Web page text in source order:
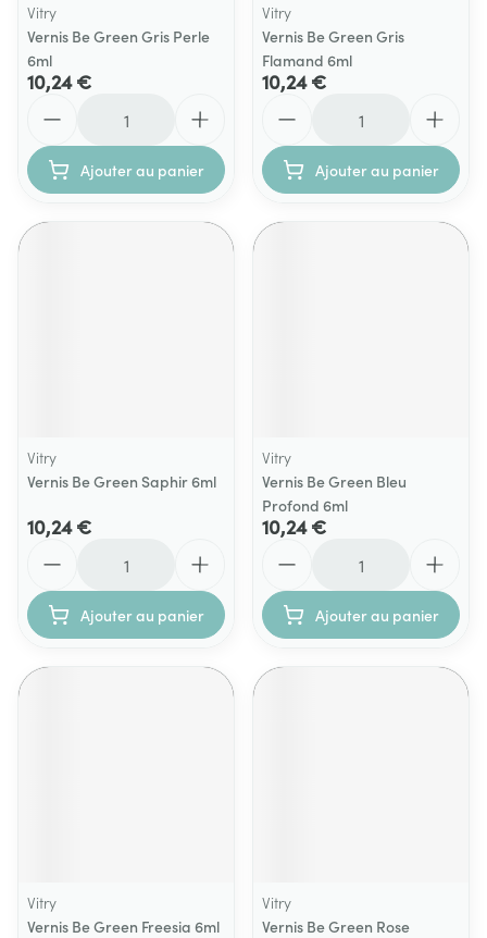
Vitry
Vernis Be Green Gris Perle
6ml
10,24 €
Ajouter au panier
Vitry
Vernis Be Green Gris
Flamand 6ml
10,24 €
Ajouter au panier
Vitry
Vernis Be Green Saphir 6ml
10,24 €
Ajouter au panier
Vitry
Vernis Be Green Bleu
Profond 6ml
10,24 €
Ajouter au panier
Vitry
Vernis Be Green Freesia 6ml
Vitry
Vernis Be Green Rose